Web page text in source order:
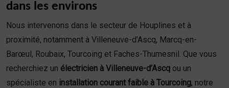
dans les environs
Nous intervenons dans le secteur de Houplines et à
proximité, notamment à Villeneuve-d’Ascq, Marcq-en-
Barœul, Roubaix, Tourcoing et Faches-Thumesnil. Que vous
recherchiez un électricien à Villeneuve-d’Ascq ou un
spécialiste en installation courant faible à Tourcoing, notre